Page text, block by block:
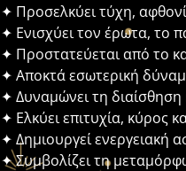
✦ Προσελκύει τύχη,
✦ Ενισχύει τον έρωτα, το
✦ Προστατεύεται από το
✦ Αποκτά εσωτερική
✦ Δυναμώνει τη διαίσθηση
✦ Ελκύει επιτυχία, κύρος
✦ Δημιουργεί ενεργειακή
✦ Συμβολίζει τη